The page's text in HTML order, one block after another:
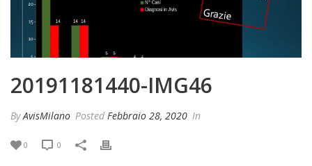
20191181440-IMG46
ByAvisMilano Posted Febbraio 28, 2020 In
0 0